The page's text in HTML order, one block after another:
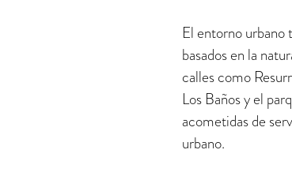
El entorno urbano
basados en la
calles como
Los Baños y el
acometidas de
urbano.